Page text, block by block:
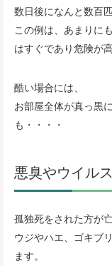
数日後になんと数百
この例は、あまりに
はすぐであり危険が
酷い場合には、
お部屋全体が真っ黒
も・・・・
悪臭やウイル
孤独死をされた方が
ウジやハエ、ゴキブ
ます。